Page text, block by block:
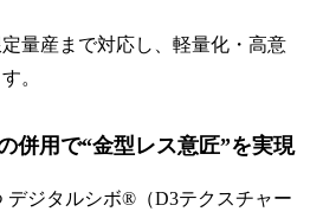
量産まで対応し、軽量化・高意
。
併用で“金型レス意匠”を実現
デジタルシボ®（D3テクスチャー